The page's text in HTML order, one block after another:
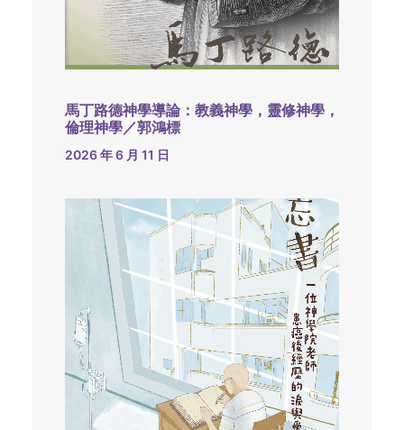
馬丁路德神學導論：教義神學，靈修神學，
倫理神學／郭鴻標
2026 年 6 月 11 日